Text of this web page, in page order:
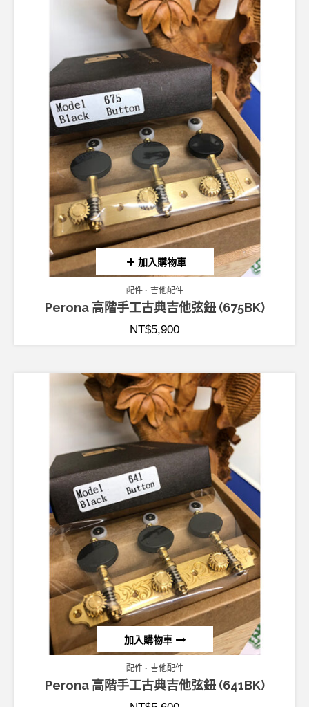
加入購物車
配件 吉他配件
Perona 高階手工古典吉他弦鈕 (675BK)
NT$5,900
加入購物車
配件 吉他配件
Perona 高階手工古典吉他弦鈕 (641BK)